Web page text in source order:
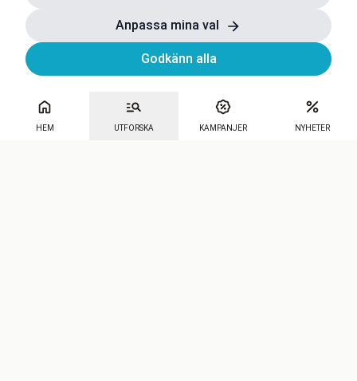
HEM UTFORSKA KAMPANJER NYHETER
Anpassa mina val
Godkänn alla